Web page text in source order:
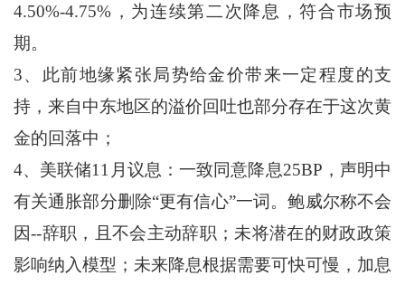
4.50%-4.75%，为连续第二次降息，符合市场预
期。
3、此前地缘紧张局势给金价带来一定程度的支
持，来自中东地区的溢价回吐也部分存在于这次黄
金的回落中；
4、美联储11月议息：一致同意降息25BP，声明中
有关通胀部分删除“更有信心”一词。鲍威尔称不会
因--辞职，且不会主动辞职；未将潜在的财政政策
影响纳入模型；未来降息根据需要可快可慢，加息